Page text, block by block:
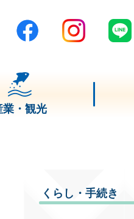
業・観光
くらし・手続き